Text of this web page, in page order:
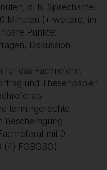
d. h. Sprechanteil
Minuten (+ weitere, im
Punkte:
Diskussion
für das Fachreferat
und Thesenpapier
termingerechte
Bescheinigung
mit 0
FOBOSO)